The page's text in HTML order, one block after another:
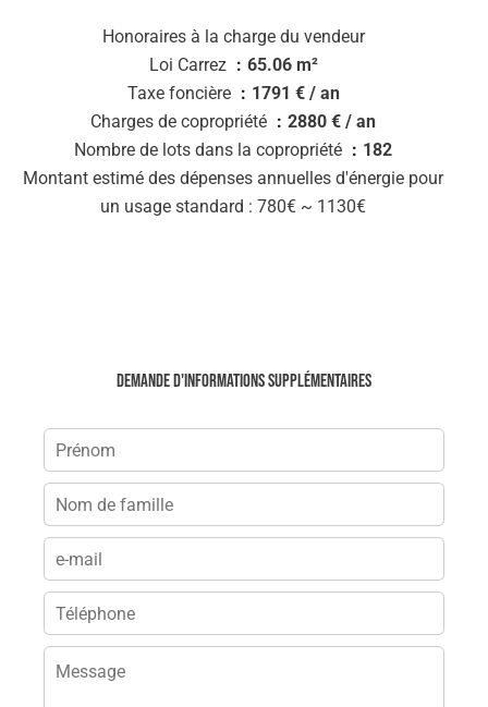
Honoraires à la charge du vendeur
Loi Carrez
65.06 m²
Taxe foncière
1791 € / an
Charges de copropriété
2880 € / an
Nombre de lots dans la copropriété
182
Montant estimé des dépenses annuelles d'énergie pour
un usage standard : 780€ ~ 1130€
Demande d'informations supplémentaires